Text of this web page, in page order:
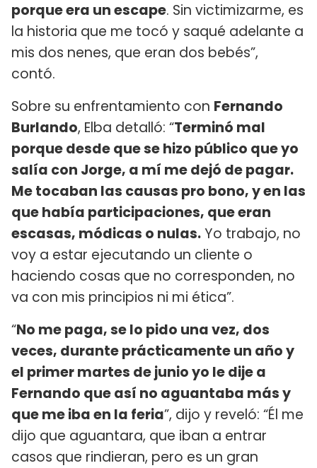
porque era un escape. Sin victimizarme, es
la historia que me tocó y saqué adelante a
mis dos nenes, que eran dos bebés”,
contó.
Sobre su enfrentamiento con Fernando
Burlando, Elba detalló: “Terminó mal
porque desde que se hizo público que yo
salía con Jorge, a mí me dejó de pagar.
Me tocaban las causas pro bono, y en las
que había participaciones, que eran
escasas, módicas o nulas.Yo trabajo, no
voy a estar ejecutando un cliente o
haciendo cosas que no corresponden, no
va con mis principios ni mi ética”.
“No me paga, se lo pido una vez, dos
veces, durante prácticamente un año y
el primer martes de junio yo le dije a
Fernando que así no aguantaba más y
que me iba en la feria”, dijo y reveló: “Él me
dijo que aguantara, que iban a entrar
casos que rindieran, pero es un gran